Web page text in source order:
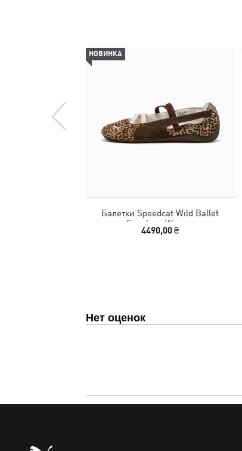
НОВИНКА
Балетки Speedcat Wild Ballet
Sneakers Women
4490,00 ₴
Нет оценок